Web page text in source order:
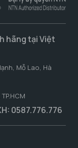
hãng tại Việt
Mỗ Lao, Hà
0587.776.776